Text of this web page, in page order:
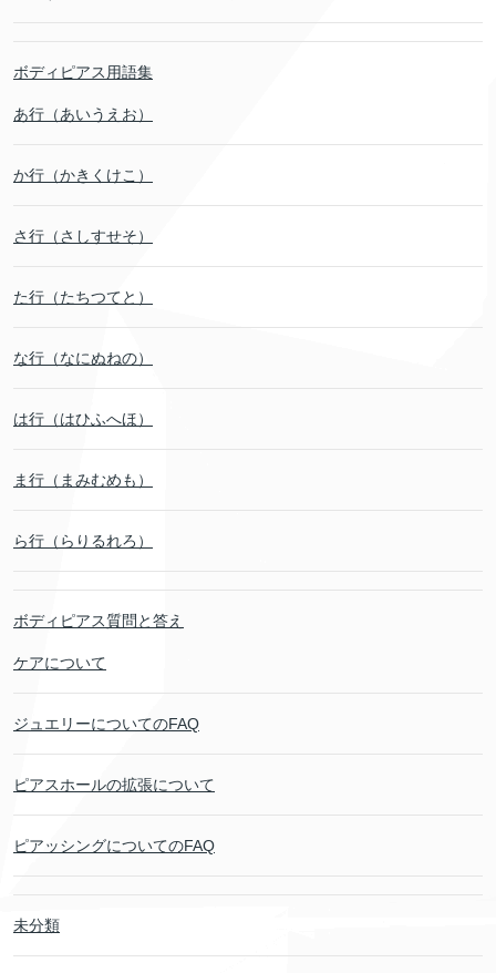
ボディピアス用語集
あ行（あいうえお）
か行（かきくけこ）
さ行（さしすせそ）
た行（たちつてと）
な行（なにぬねの）
は行（はひふへほ）
ま行（まみむめも）
ら行（らりるれろ）
ボディピアス質問と答え
ケアについて
ジュエリーについてのFAQ
ピアスホールの拡張について
ピアッシングについてのFAQ
未分類